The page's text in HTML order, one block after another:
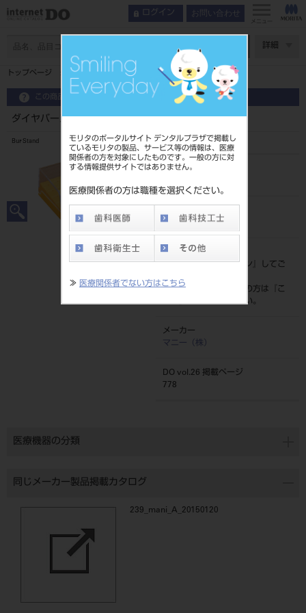
モリタのポータルサイト デンタルプラザで掲載し
ているモリタの製品、サービス等の情報は、医療
関係者の方を対象にしたものです。一般の方に対
する情報提供サイトではありません。
医療関係者の方は職種を選択ください。
≫ 医療関係者でない方はこちら
ログイン お問い合わせ
メニュー
詳細
トップページ ダイヤバースタンド 24本立て
この商品に関するお問い合わせ
ダイヤバースタンド 24本立て
Bur Stand
品目コード
4546951516574
標準価格
価格の確認は『ログイン
』してご
ネット会員登録がまだの方は『
こ
ちら』より登録ください。
メーカー
マニー（株）
DO vol.26 掲載ページ
778
医療機器の分類
同じメーカー製品掲載カタログ
239_mani_A_20150120